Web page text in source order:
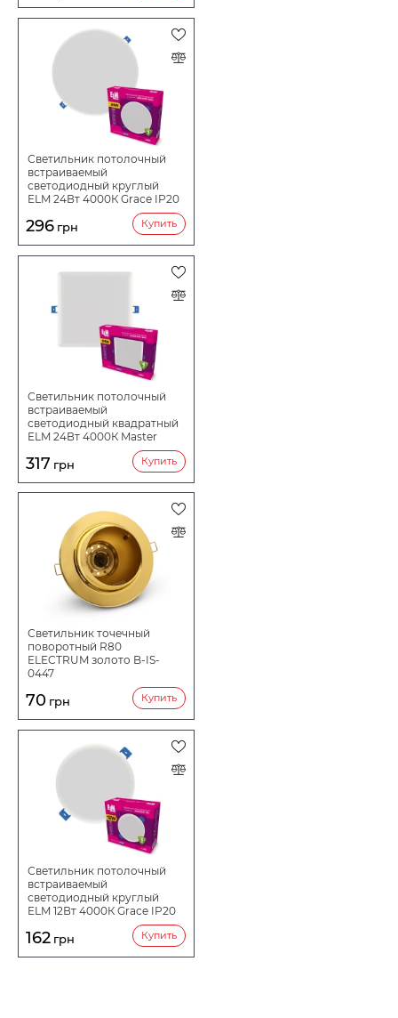
Светильник потолочный
встраиваемый
светодиодный круглый
ELM 24Вт 4000К Grace IP20
296 грн Купить
Светильник потолочный
встраиваемый
светодиодный квадратный
ELM 24Вт 4000К Master
317 грн Купить
Светильник точечный
поворотный R80
ELECTRUM золото B-IS-
0447
70 грн Купить
Светильник потолочный
встраиваемый
светодиодный круглый
ELM 12Вт 4000К Grace IP20
162 грн Купить